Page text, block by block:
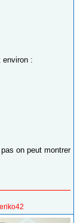
environ :
on peut montrer